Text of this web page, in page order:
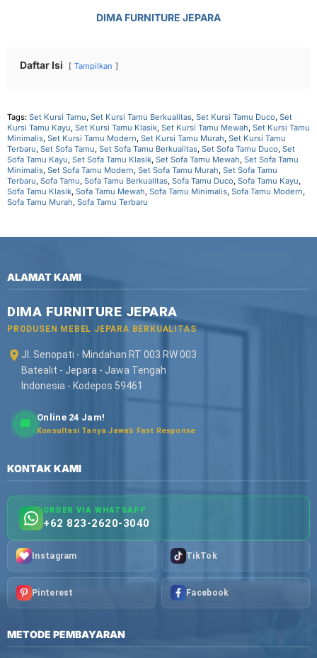
DIMA FURNITURE JEPARA
Daftar Isi Tampilkan
Tags: Set Kursi Tamu, Set Kursi Tamu Berkualitas, Set Kursi Tamu Duco, Set
Kursi Tamu Kayu, Set Kursi Tamu Klasik, Set Kursi Tamu Mewah, Set Kursi Tamu
Minimalis, Set Kursi Tamu Modern, Set Kursi Tamu Murah, Set Kursi Tamu
Terbaru, Set Sofa Tamu, Set Sofa Tamu Berkualitas, Set Sofa Tamu Duco, Set
Sofa Tamu Kayu, Set Sofa Tamu Klasik, Set Sofa Tamu Mewah, Set Sofa Tamu
Minimalis, Set Sofa Tamu Modern, Set Sofa Tamu Murah, Set Sofa Tamu
Terbaru, Sofa Tamu, Sofa Tamu Berkualitas, Sofa Tamu Duco, Sofa Tamu Kayu,
Sofa Tamu Klasik, Sofa Tamu Mewah, Sofa Tamu Minimalis, Sofa Tamu Modern,
Sofa Tamu Murah, Sofa Tamu Terbaru
ALAMAT KAMI
DIMA FURNITURE JEPARA
PRODUSEN MEBEL JEPARA BERKUALITAS
Jl. Senopati - Mindahan RT 003 RW 003
Batealit - Jepara - Jawa Tengah
Indonesia - Kodepos 59461
Online 24 Jam!
Konsultasi Tanya Jawab Fast Response
KONTAK KAMI
ORDER VIA WHATSAPP
+62 823-2620-3040
Instagram TikTok
Pinterest Facebook
METODE PEMBAYARAN